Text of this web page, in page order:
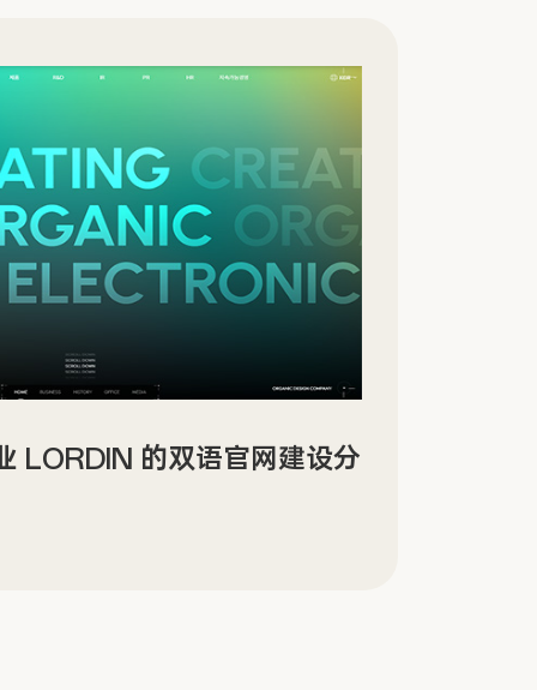
浸式数字文化场馆网站设计